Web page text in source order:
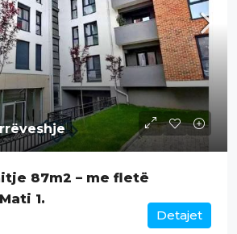
87m2 – me fletë
1.
Detajet